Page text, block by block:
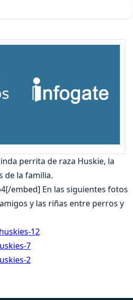
perrita de raza Huskie, la
de la familia.
embed] En las siguientes fotos
y las riñas entre perros y